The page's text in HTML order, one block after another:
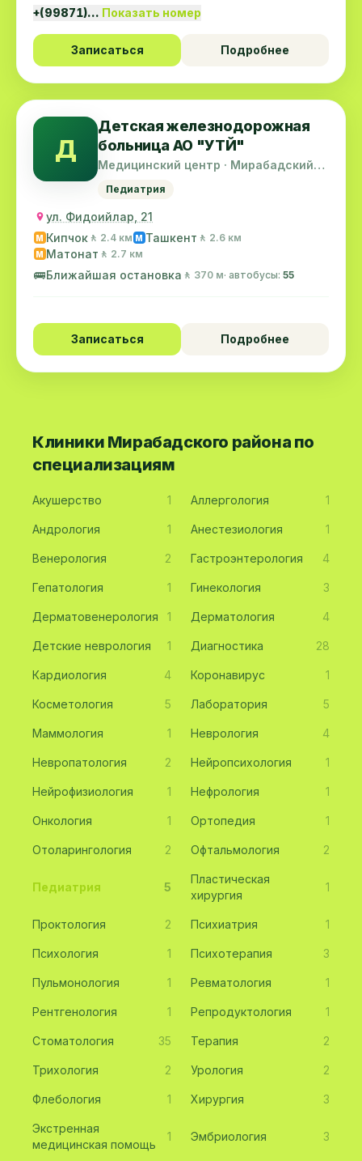
+(99871)… Показать номер
Записаться Подробнее
Д
Детская железнодорожная
больница АО "УТЙ"
Медицинский центр · Мирабадский
Педиатрия
ул. Фидоийлар, 21
M Кипчок 🚶 2.4 км M Ташкент 🚶 2.6 км
M Матонат 🚶 2.7 км
🚌Ближайшая остановка 🚶 370 м· автобусы: 55
Записаться Подробнее
Клиники Мирабадского района по
специализациям
Акушерство 1 Аллергология 1
Андрология 1 Анестезиология 1
Венерология 2 Гастроэнтерология 4
Гепатология 1 Гинекология 3
Дерматовенерология 1 Дерматология 4
Детские неврология 1 Диагностика 28
Кардиология 4 Коронавирус 1
Косметология 5 Лаборатория 5
Маммология 1 Неврология 4
Невропатология 2 Нейропсихология 1
Нейрофизиология 1 Нефрология 1
Онкология 1 Ортопедия 1
Отоларингология 2 Офтальмология 2
Педиатрия 5
Пластическая
хирургия
1
Проктология 2 Психиатрия 1
Психология 1 Психотерапия 3
Пульмонология 1 Ревматология 1
Рентгенология 1 Репродуктология 1
Стоматология 35 Терапия 2
Трихология 2 Урология 2
Флебология 1 Хирургия 3
Экстренная
медицинская помощь
1 Эмбриология 3